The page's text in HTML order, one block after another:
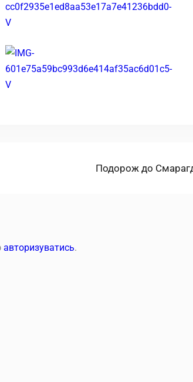
Наступний
Подорож до
авторизуватись.